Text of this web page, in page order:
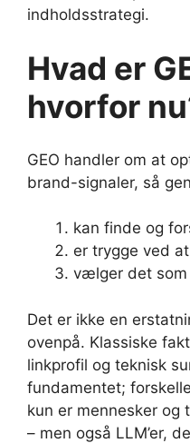
indholdsstrategi.
Hvad er
hvorfor
GEO handler om at
brand-signaler, så
kan finde og
er trygge ved
vælger det som
Det er ikke en
ovenpå. Klassiske
linkprofil og teknisk
fundamentet;
kun er mennesker og
– men også LLM’er,